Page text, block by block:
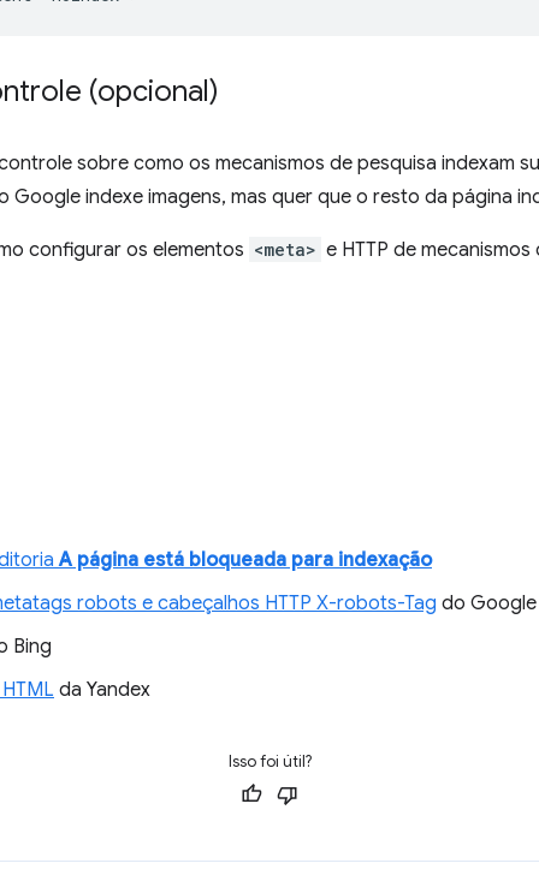
(opcional)
sobre como os mecanismos de pesquisa indexam
Google indexe imagens, mas quer que o resto da página
configurar os elementos <meta> e HTTP de
A página está bloqueada para indexação
robots e cabeçalhos HTTP X-robots-Tag do Google
Bing
da Yandex
Isso foi útil?